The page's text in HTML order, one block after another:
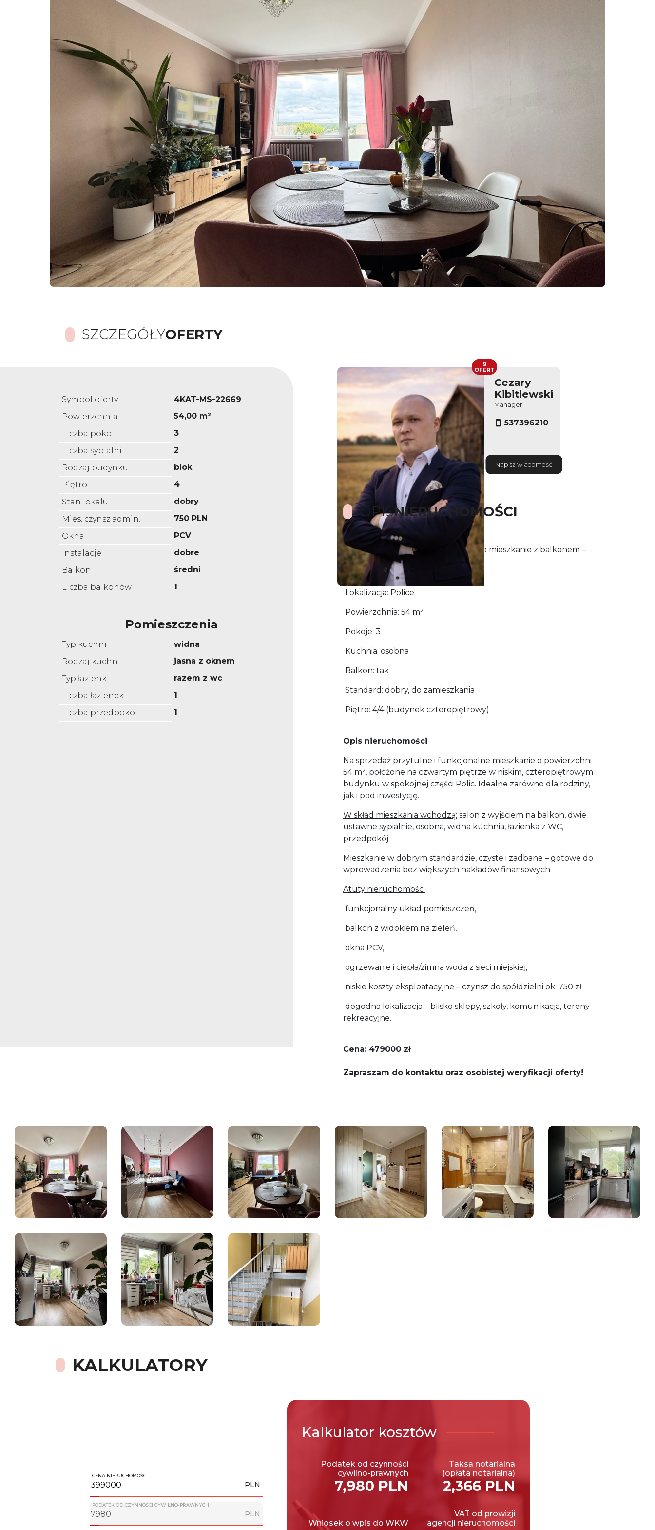
SZCZEGÓŁYOFERTY
Symbol oferty
4KAT-MS-22669
Powierzchnia
54,00 m²
Liczba pokoi
3
Liczba sypialni
2
Rodzaj budynku
blok
Piętro
4
Stan lokalu
dobry
Mies. czynsz admin.
750 PLN
Okna
PCV
Instalacje
dobre
Balkon
średni
Liczba balkonów
1
Pomieszczenia
Typ kuchni
widna
Rodzaj kuchni
jasna z oknem
Typ łazienki
razem z wc
Liczba łazienek
1
Liczba przedpokoi
1
Cezary
Kibitlewski
Manager
537396210
Napisz wiadomość
9
OFERT
OPISNIERUCHOMOŚCI
Na sprzedaż rozkładowe 3-pokojowe mieszkanie z balkonem –
Police.
Lokalizacja: Police
Powierzchnia: 54 m²
Pokoje: 3
Kuchnia: osobna
Balkon: tak
Standard: dobry, do zamieszkania
Piętro: 4/4 (budynek czteropiętrowy)
Opis nieruchomości
Na sprzedaż przytulne i funkcjonalne mieszkanie o powierzchni
54 m², położone na czwartym piętrze w niskim, czteropiętrowym
budynku w spokojnej części Polic. Idealne zarówno dla rodziny,
jak i pod inwestycję.
W skład mieszkania wchodzą: salon z wyjściem na balkon, dwie
ustawne sypialnie, osobna, widna kuchnia, łazienka z WC,
przedpokój.
Mieszkanie w dobrym standardzie, czyste i zadbane – gotowe do
wprowadzenia bez większych nakładów finansowych.
Atuty nieruchomości
funkcjonalny układ pomieszczeń,
balkon z widokiem na zieleń,
okna PCV,
ogrzewanie i ciepła/zimna woda z sieci miejskiej,
niskie koszty eksploatacyjne – czynsz do spółdzielni ok. 750 zł
dogodna lokalizacja – blisko sklepy, szkoły, komunikacja, tereny
rekreacyjne.
Cena: 479000 zł
Zapraszam do kontaktu oraz osobistej weryfikacji oferty!
KALKULATORY
Kalkulator kosztów
Podatek od czynności
cywilno-prawnych
7,980 PLN
Taksa notarialna
(opłata notarialna)
2,366 PLN
Wniosek o wpis do WKW
VAT od prowizji
agencji nieruchomości
CENA NIERUCHOMOŚCI
PLN
PODATEK OD CZYNNOŚCI CYWILNO-PRAWNYCH
PLN